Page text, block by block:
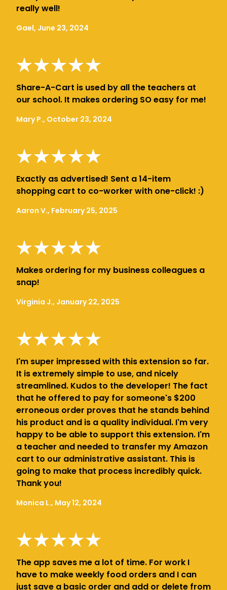
really well!
Gael, June 23, 2024
Share-A-Cart is used by all the teachers at
our school. It makes ordering SO easy for me!
Mary P., October 23, 2024
Exactly as advertised! Sent a 14-item
shopping cart to co-worker with one-click! :)
Aaron V., February 25, 2025
Makes ordering for my business colleagues a
snap!
Virginia J., January 22, 2025
I'm super impressed with this extension so far.
It is extremely simple to use, and nicely
streamlined. Kudos to the developer! The fact
that he offered to pay for someone's $200
erroneous order proves that he stands behind
his product and is a quality individual. I'm very
happy to be able to support this extension. I'm
a teacher and needed to transfer my Amazon
cart to our administrative assistant. This is
going to make that process incredibly quick.
Thank you!
Monica L., May 12, 2024
The app saves me a lot of time. For work I
have to make weekly food orders and I can
just save a basic order and add or delete from